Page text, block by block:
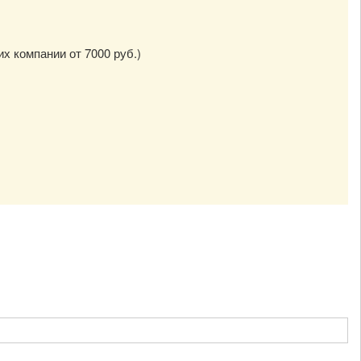
компании от 7000 руб.)